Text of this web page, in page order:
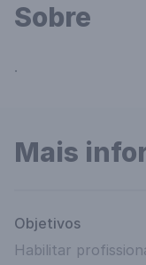
Sobre
.
Mais
Objetivos
Habilitar